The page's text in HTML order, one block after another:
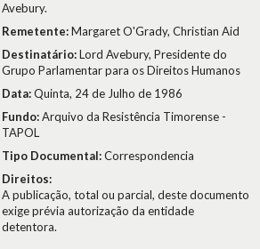
Avebury.
Remetente:Margaret O'Grady, Christian Aid
Destinatário:Lord Avebury, Presidente do
Grupo Parlamentar para os Direitos Humanos
Data:Quinta, 24 de Julho de 1986
Fundo:Arquivo da Resistência Timorense -
TAPOL
Tipo Documental:Correspondencia
Direitos:
A publicação, total ou parcial, deste documento
exige prévia autorização da entidade
detentora.